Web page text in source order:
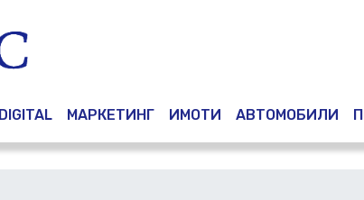
DIGITAL МАРКЕТИНГ ИМОТИ АВТОМОБИЛИ